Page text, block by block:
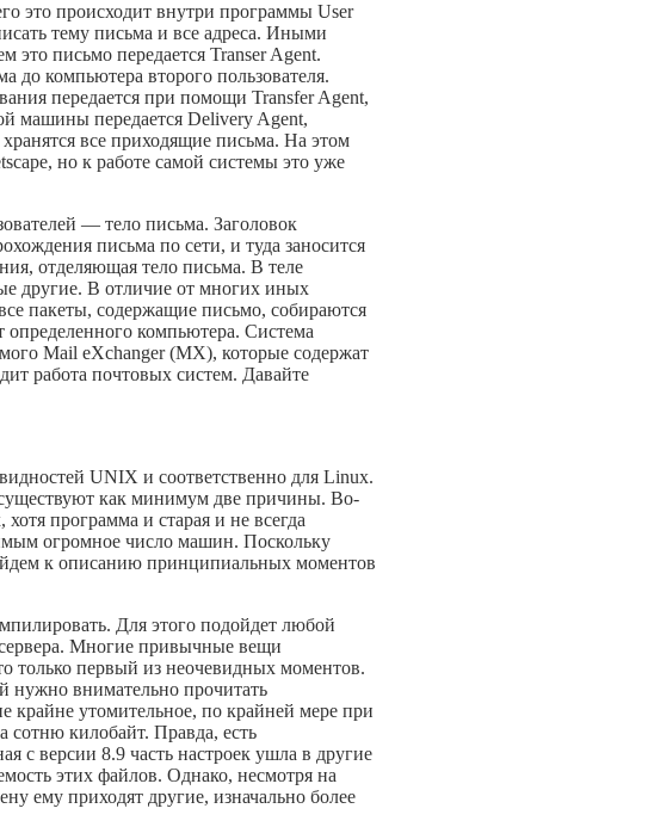
это происходит внутри программы User
тему письма и все адреса. Иными
письмо передается Transer Agent.
до компьютера второго пользователя.
передается при помощи Transfer Agent,
машины передается Delivery Agent,
все приходящие письма. На этом
но к работе самой системы это уже
— тело письма. Заголовок
письма по сети, и туда заносится
отделяющая тело письма. В теле
другие. В отличие от многих иных
пакеты, содержащие письмо, собираются
компьютера. Система
Mail eXchanger (MX), которые содержат
работа почтовых систем. Давайте
UNIX и соответственно для Linux.
существуют как минимум две причины. Во-
программа и старая и не всегда
огромное число машин. Поскольку
к описанию принципиальных моментов
Для этого подойдет любой
Многие привычные вещи
только первый из неочевидных моментов.
нужно внимательно прочитать
крайне утомительное, по крайней мере при
сотню килобайт. Правда, есть
с версии 8.9 часть настроек ушла в другие
этих файлов. Однако, несмотря на
ему приходят другие, изначально более